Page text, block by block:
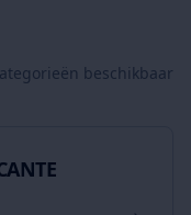
beschikbaar